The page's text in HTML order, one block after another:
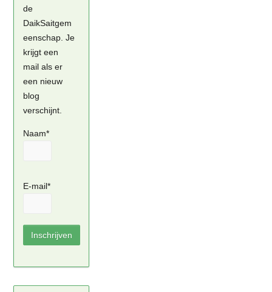
de
DaikSaitgem
eenschap. Je
krijgt een
mail als er
een nieuw
blog
verschijnt.
Naam*
E-mail*